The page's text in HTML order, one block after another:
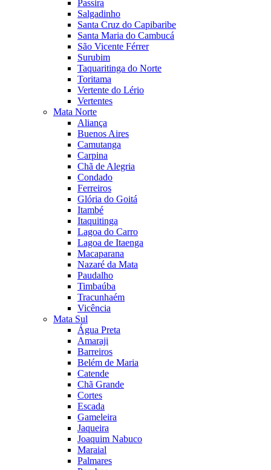
Passira
Salgadinho
Santa Cruz do Capibaribe
Santa Maria do Cambucá
São Vicente Férrer
Surubim
Taquaritinga do Norte
Toritama
Vertente do Lério
Vertentes
Mata Norte
Aliança
Buenos Aires
Camutanga
Carpina
Chã de Alegria
Condado
Ferreiros
Glória do Goitá
Itambé
Itaquitinga
Lagoa do Carro
Lagoa de Itaenga
Macaparana
Nazaré da Mata
Paudalho
Timbaúba
Tracunhaém
Vicência
Mata Sul
Água Preta
Amaraji
Barreiros
Belém de Maria
Catende
Chã Grande
Cortes
Escada
Gameleira
Jaqueira
Joaquim Nabuco
Maraial
Palmares